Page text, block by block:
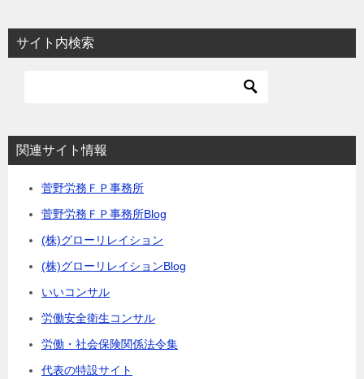
サイト内検索
関連サイト情報
菅野労務ＦＰ事務所
菅野労務ＦＰ事務所Blog
(株)グローリレイション
(株)グローリレイションBlog
いいコンサル
労働安全衛生コンサル
労働・社会保険関係法令集
代表の特設サイト